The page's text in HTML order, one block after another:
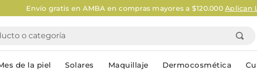
Envío gratis en AMBA en compras mayores a $120.000Aplican
o categoría
de la piel Solares Maquillaje Dermocosmética